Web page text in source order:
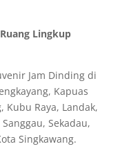
Lingkup
Jam Dinding di
Kapuas
Kubu Raya, Landak,
Sekadau,
Singkawang.